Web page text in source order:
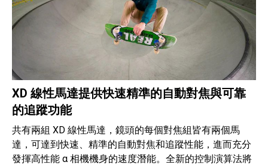
XD 線性馬達提供快速精準的自動對焦與可靠
的追蹤功能
共有兩組 XD 線性馬達，鏡頭的每個對焦組皆有兩個馬
達，可達到快速、精準的自動對焦和追蹤性能，進而充分
發揮高性能 α 相機機身的速度潛能。全新的控制演算法將